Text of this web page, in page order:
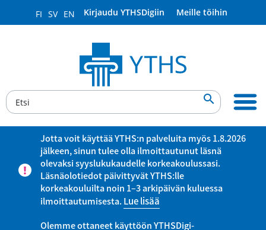
FI SV EN Kirjaudu YTHSDigiin Meille töihin

Jotta voit käyttää YTHS:n palveluita myös 1.8.2026
jälkeen, sinun tulee olla ilmoittautunut läsnä
olevaksi syyslukukaudelle korkeakoulussasi.
Läsnäolotiedot päivittyvät YTHS:lle
korkeakouluilta noin 1–3 arkipäivän kuluessa
ilmoittautumisesta.Lue lisää
Olemme ottaneet käyttöön YTHSDigi-